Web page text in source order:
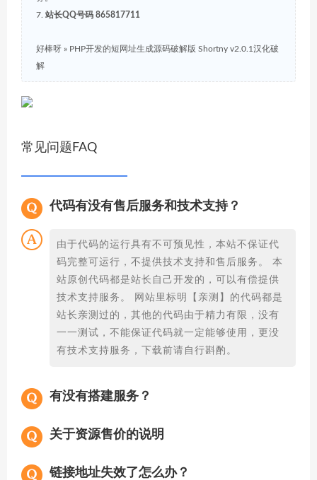
7. 站长QQ号码 865817711
好棒呀 » PHP开发的短网址生成源码破解版 Shortny v2.0.1汉化破
解
常见问题FAQ
代码有没有售后服务和技术支持？
由于代码的运行具有不可预见性，本站不保证代
码完整可运行，不提供技术支持和售后服务。 本
站原创代码都是站长自己开发的，可以有偿提供
技术支持服务。 网站里标明【亲测】的代码都是
站长亲测过的，其他的代码由于精力有限，没有
一一测试，不能保证代码就一定能够使用，更没
有技术支持服务，下载前请自行斟酌。
有没有搭建服务？
关于资源售价的说明
链接地址失效了怎么办？